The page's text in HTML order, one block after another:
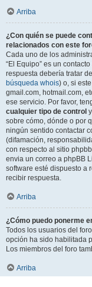
Arriba
¿Con quién se puede
relacionados con este
Cada uno de los
“El Equipo” es un
respuesta debería tratar
búsqueda whois) o, si
gmail.com, hotmail.com,
ese servicio. Por favor,
cualquier tipo de control
sobre cómo, dónde o por
ningún sentido contactar
(difamación,
con respecto al sitio
envia un correo a phpBB
software esté dispuesto a
recibir respuesta.
Arriba
¿Cómo puedo ponerme
Todos los usuarios del
opción ha sido habilitada
Los miembros del foro
Arriba